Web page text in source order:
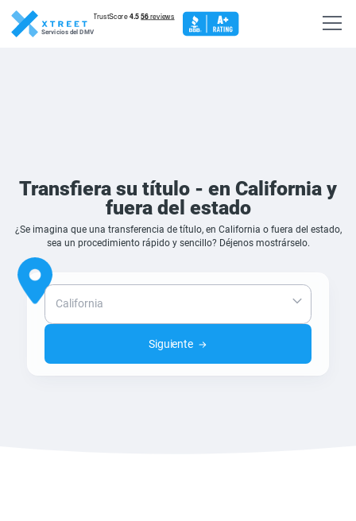
Servicios del DMV
Transfiera su título - en California y
fuera del estado
¿Se imagina que una transferencia de título, en California o fuera del estado,
sea un procedimiento rápido y sencillo? Déjenos mostrárselo.
Siguiente